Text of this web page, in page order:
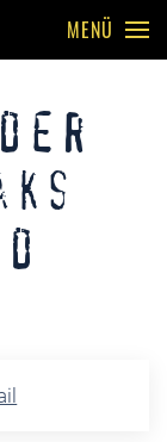
MENÜ